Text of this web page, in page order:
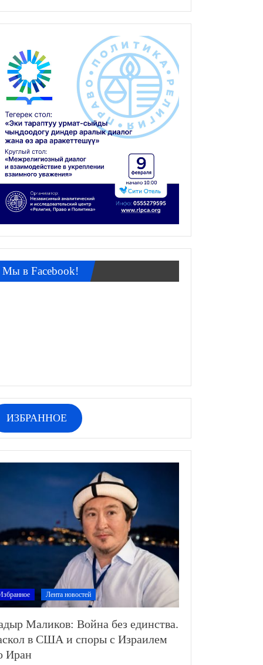
Мы в Facebook!
ИЗБРАННОЕ
Лента новостей
Маликов: Война без единства.
в США и споры с Израилем
Иран